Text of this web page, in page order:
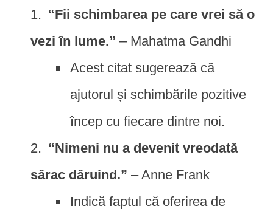
“Fii schimbarea pe care vrei să o
vezi în lume.” – Mahatma Gandhi
Acest citat sugerează că
ajutorul și schimbările pozitive
încep cu fiecare dintre noi.
“Nimeni nu a devenit vreodată
sărac dăruind.” – Anne Frank
Indică faptul că oferirea de